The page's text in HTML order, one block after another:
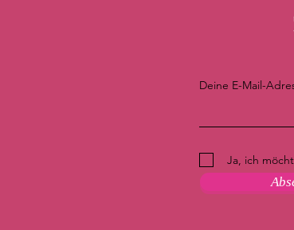
Deine E-Mail-
Ja, ich